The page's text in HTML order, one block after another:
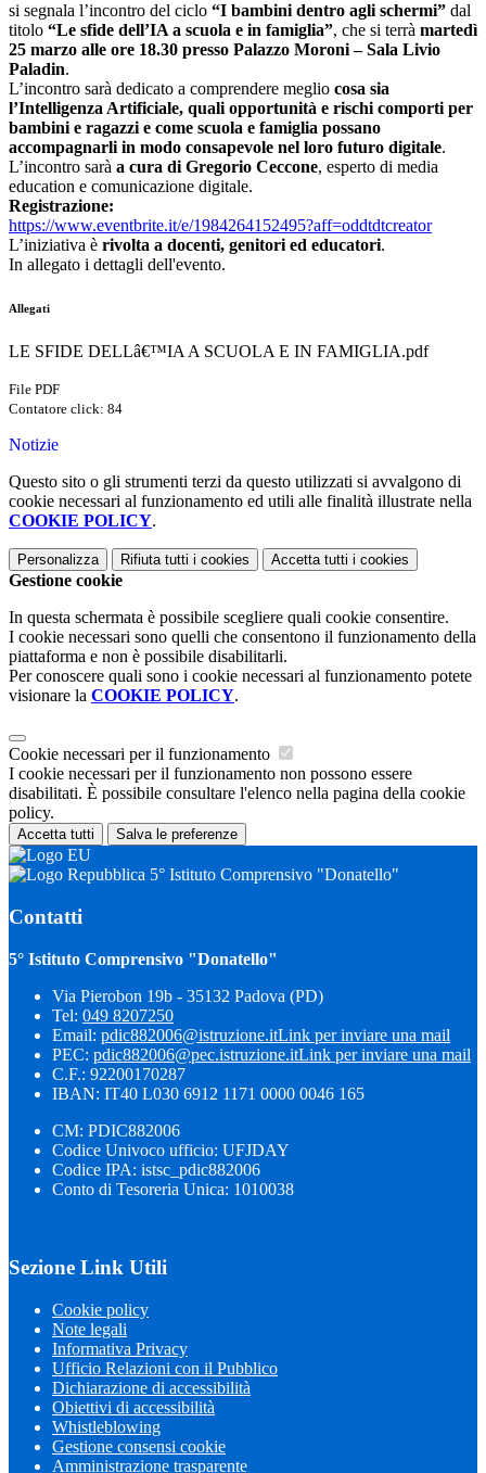
si segnala l’incontro del ciclo “I bambini dentro agli schermi” dal
titolo “Le sfide dell’IA a scuola e in famiglia”, che si terrà martedì
25 marzo alle ore 18.30 presso Palazzo Moroni – Sala Livio
Paladin.
L’incontro sarà dedicato a comprendere meglio cosa sia
l’Intelligenza Artificiale, quali opportunità e rischi comporti per
bambini e ragazzi e come scuola e famiglia possano
accompagnarli in modo consapevole nel loro futuro digitale.
L’incontro sarà a cura di Gregorio Ceccone, esperto di media
education e comunicazione digitale.
Registrazione:
https://www.eventbrite.it/e/1984264152495?aff=oddtdtcreator
L’iniziativa è rivolta a docenti, genitori ed educatori.
In allegato i dettagli dell'evento.
Allegati
LE SFIDE DELLâ€™IA A SCUOLA E IN FAMIGLIA.pdf
File PDF
Contatore click: 84
Notizie
Questo sito o gli strumenti terzi da questo utilizzati si avvalgono di
cookie necessari al funzionamento ed utili alle finalità illustrate nella
COOKIE POLICY.
Personalizza Rifiuta tutti i cookies Accetta tutti i cookies
Gestione cookie
In questa schermata è possibile scegliere quali cookie consentire.
I cookie necessari sono quelli che consentono il funzionamento della
piattaforma e non è possibile disabilitarli.
Per conoscere quali sono i cookie necessari al funzionamento potete
visionare la COOKIE POLICY.
Cookie necessari per il funzionamento
I cookie necessari per il funzionamento non possono essere
disabilitati. È possibile consultare l'elenco nella pagina della cookie
policy.
Accetta tutti Salva le preferenze
5° Istituto Comprensivo "Donatello"
Contatti
5° Istituto Comprensivo "Donatello"
Via Pierobon 19b - 35132 Padova (PD)
Tel: 049 8207250
Email: pdic882006@istruzione.itLink per inviare una mail
PEC: pdic882006@pec.istruzione.itLink per inviare una mail
C.F.: 92200170287
IBAN: IT40 L030 6912 1171 0000 0046 165
CM: PDIC882006
Codice Univoco ufficio: UFJDAY
Codice IPA: istsc_pdic882006
Conto di Tesoreria Unica: 1010038
Sezione Link Utili
Cookie policy
Note legali
Informativa Privacy
Ufficio Relazioni con il Pubblico
Dichiarazione di accessibilità
Obiettivi di accessibilità
Whistleblowing
Gestione consensi cookie
Amministrazione trasparente